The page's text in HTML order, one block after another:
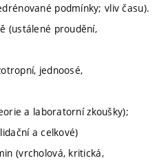
podmínky; vliv času).
(ustálené proudění,
jednoosé,
a laboratorní zkoušky);
a celkové)
(vrcholová, kritická,